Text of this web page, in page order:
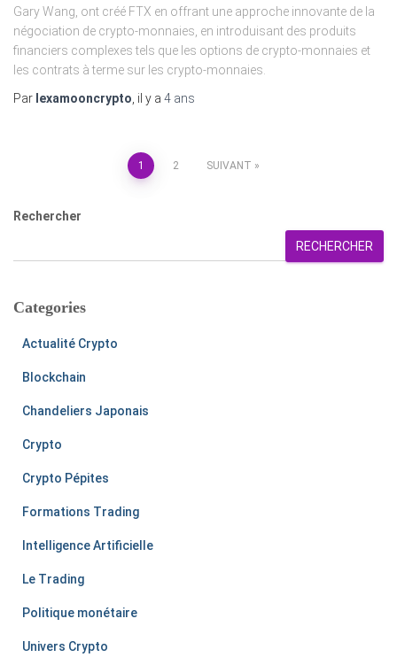
Gary Wang, ont créé FTX en offrant une approche innovante de la
négociation de crypto-monnaies, en introduisant des produits
financiers complexes tels que les options de crypto-monnaies et
les contrats à terme sur les crypto-monnaies.
Par lexamooncrypto , il y a 4 ans
1 2 SUIVANT
Rechercher
RECHERCHER
Categories
Actualité Crypto
Blockchain
Chandeliers Japonais
Crypto
Crypto Pépites
Formations Trading
Intelligence Artificielle
Le Trading
Politique monétaire
Univers Crypto